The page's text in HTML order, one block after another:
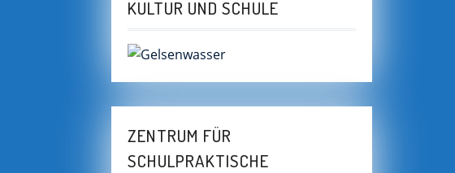
KULTUR UND SCHULE
ZENTRUM FÜR
SCHULPRAKTISCHE